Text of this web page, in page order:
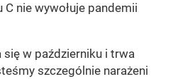
nie wywołuje pandemii
w październiku i trwa
szczególnie narażeni